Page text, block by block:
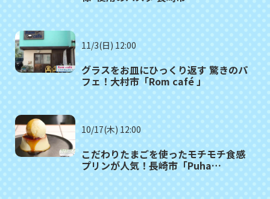
11/3(日) 12:00
グラスをお皿にひっくり返す 驚きのパ
フェ！大村市「Rom café 」
10/17(木) 12:00
こだわりたまごを使ったモチモチ食感
プリンが人気！長崎市「Puha